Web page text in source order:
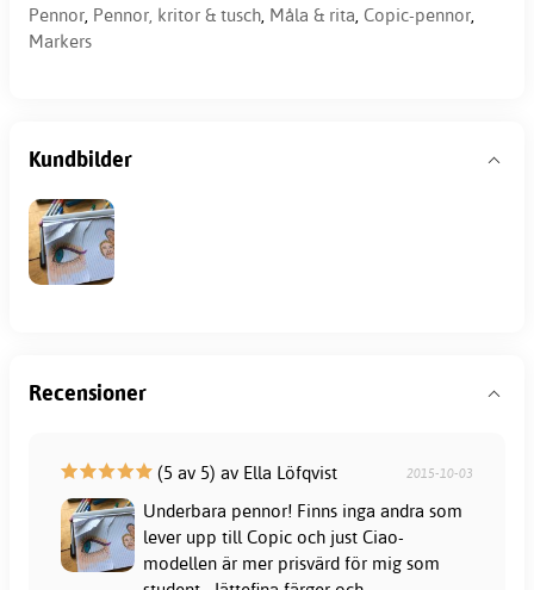
Pennor, Pennor, kritor & tusch, Måla & rita, Copic-pennor,
Markers
Kundbilder
Recensioner
(5 av 5) av Ella Löfqvist 2015-10-03
Underbara pennor! Finns inga andra som
lever upp till Copic och just Ciao-
modellen är mer prisvärd för mig som